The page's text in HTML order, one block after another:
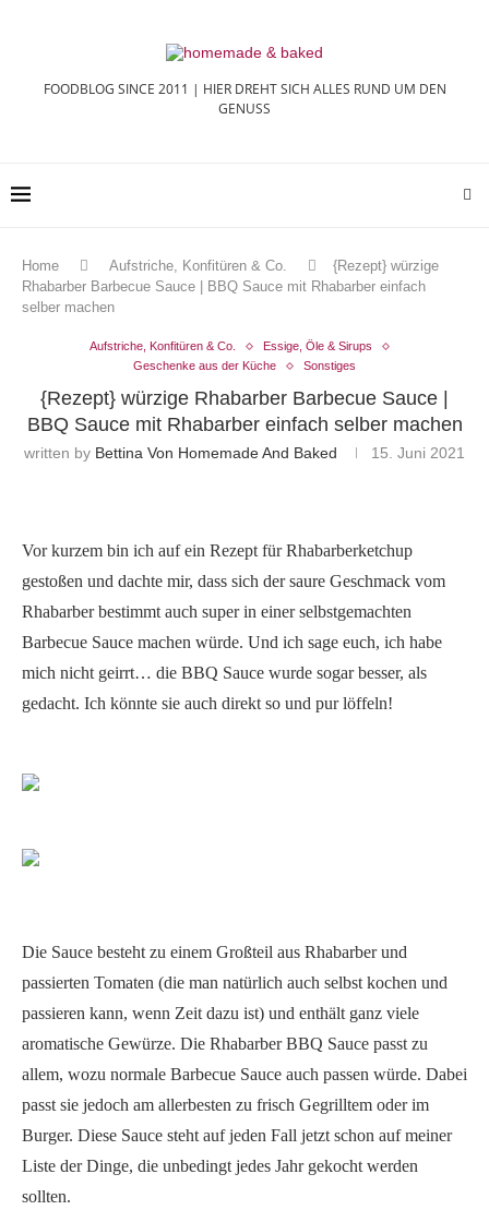
FOODBLOG SINCE 2011 | HIER DREHT SICH ALLES RUND UM DEN
GENUSS
Home Aufstriche, Konfitüren & Co.
{Rezept} würzige
Rhabarber Barbecue Sauce | BBQ Sauce mit Rhabarber einfach
selber machen
Aufstriche, Konfitüren & Co.
Essige, Öle & Sirups
Geschenke aus der Küche
Sonstiges
{Rezept} würzige Rhabarber Barbecue Sauce |
BBQ Sauce mit Rhabarber einfach selber machen
written by Bettina Von Homemade And Baked 15. Juni 2021
Vor kurzem bin ich auf ein Rezept für Rhabarberketchup
gestoßen und dachte mir, dass sich der saure Geschmack vom
Rhabarber bestimmt auch super in einer selbstgemachten
Barbecue Sauce machen würde. Und ich sage euch, ich habe
mich nicht geirrt… die BBQ Sauce wurde sogar besser, als
gedacht. Ich könnte sie auch direkt so und pur löffeln!
Die Sauce besteht zu einem Großteil aus Rhabarber und
passierten Tomaten (die man natürlich auch selbst kochen und
passieren kann, wenn Zeit dazu ist) und enthält ganz viele
aromatische Gewürze. Die Rhabarber BBQ Sauce passt zu
allem, wozu normale Barbecue Sauce auch passen würde. Dabei
passt sie jedoch am allerbesten zu frisch Gegrilltem oder im
Burger. Diese Sauce steht auf jeden Fall jetzt schon auf meiner
Liste der Dinge, die unbedingt jedes Jahr gekocht werden
sollten.